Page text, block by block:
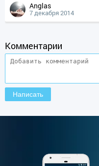
Anglas
7 декабря 2014
Комментарии